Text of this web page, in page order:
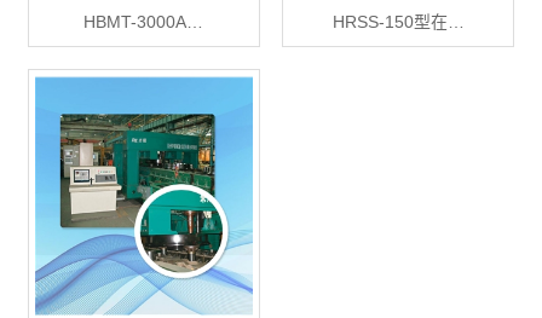
HBMT-3000A… HRSS-150型在…